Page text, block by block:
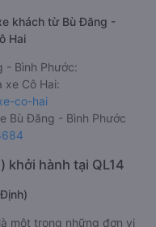
Lai từ Bù Đăng - Bình
Cô Hai
điểm trung bình là
hàng đã trải
khách từ Bù Đăng -